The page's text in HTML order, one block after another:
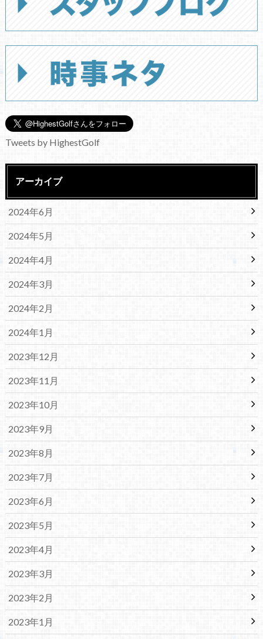
Tweets by HighestGolf
アーカイブ
2024年6月
2024年5月
2024年4月
2024年3月
2024年2月
2024年1月
2023年12月
2023年11月
2023年10月
2023年9月
2023年8月
2023年7月
2023年6月
2023年5月
2023年4月
2023年3月
2023年2月
2023年1月